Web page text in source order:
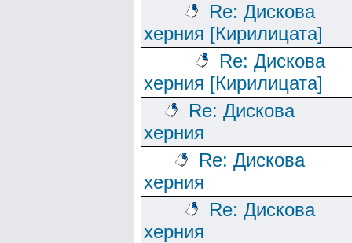
Re: Дискова
херния [Кирилицата]
Re: Дискова
херния [Кирилицата]
Re: Дискова
херния
Re: Дискова
херния
Re: Дискова
херния